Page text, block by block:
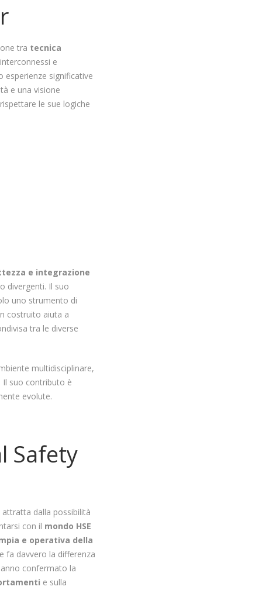
tra tecnica
e
esperienze significative
e una visione
le sue logiche
e integrazione
divergenti. Il suo
uno strumento di
costruito aiuta a
tra le diverse
multidisciplinare,
Il suo contributo è
evolute.
Safety
attratta dalla possibilità
con il mondo HSE
e operativa della
fa davvero la differenza
confermato la
e sulla